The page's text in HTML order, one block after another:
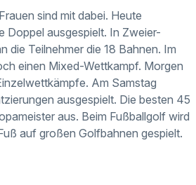
sind mit dabei. Heute
Doppel ausgespielt. In Zweier-
die Teilnehmer die 18 Bahnen. Im
einen Mixed-Wettkampf. Morgen
Am Samstag
ausgespielt. Die besten 45
aus. Beim Fußballgolf wird
auf großen Golfbahnen gespielt.